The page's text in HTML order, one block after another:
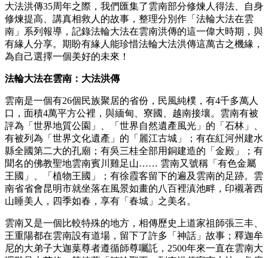
大法洪傳35周年之際，我們匯集了雲南部分修煉人得法、自身
修煉提高、講真相救人的故事，整理分別作「法輪大法在雲
南」系列報導，記錄法輪大法在雲南洪傳的這一偉大時期，與
有緣人分享。期盼有緣人能珍惜法輪大法洪傳這萬古之機緣，
為自己選擇一個美好的未來！
法輪大法在雲南：大法洪傳
雲南是一個有26個民族聚居的省份，民風純樸，有4千多萬人
口，面積4萬平方公裡，與緬甸、寮國、越南接壤。雲南有被
評為「世界地質公園」、「世界自然遺產風光」的「石林」、
有被列為「世界文化遺產」的「麗江古城」；有在紅河州建水
縣全國第二大的孔廟；有吳三桂全部用銅建造的「金殿」；有
聞名的佛教聖地雲南賓川雞足山…… 雲南又號稱「有色金屬
王國」、「植物王國」；有徐霞客留下的遍及雲南的足跡。雲
南省省會昆明市就坐落在風景如畫的八百裡滇池畔，印襯著西
山睡美人，四季如春，享有「春城」之美名。
雲南又是一個比較特殊的地方，相傳歷史上道家祖師張三丰、
王重陽都在雲南設有道場，留下了許多「神話」故事；釋迦牟
尼的大弟子大迦葉尊者遵循師尊囑託，2500年來一直在雲南大